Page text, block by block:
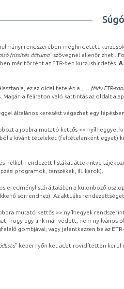
Súgó
rendszerében meghirdetett
frissítés dátuma” szövegnél ellenőrizheti.
már történt az ETR-ben kurzushirdetés.
ez az oldal tetején a „ … félév ETR-
a feliraton való kattintás az oldalt
általános keresést végezhet egy
a jobbra mutató kettős >> nyílheggyel
a kívánt tételeket (feltételenként egyet)
nélkül, rendezett listákat áttekintve
programok, tanszékek, ill. karok).
eredménylistái általában a különböző
sorrendhez). Az aktuális
mutató kettős >> nyílhegyek
hogy egy link már védett, nem nyilvános
gombjával, vagy jelentkezzen be az
” képernyőn két adat rövidítetten kerül